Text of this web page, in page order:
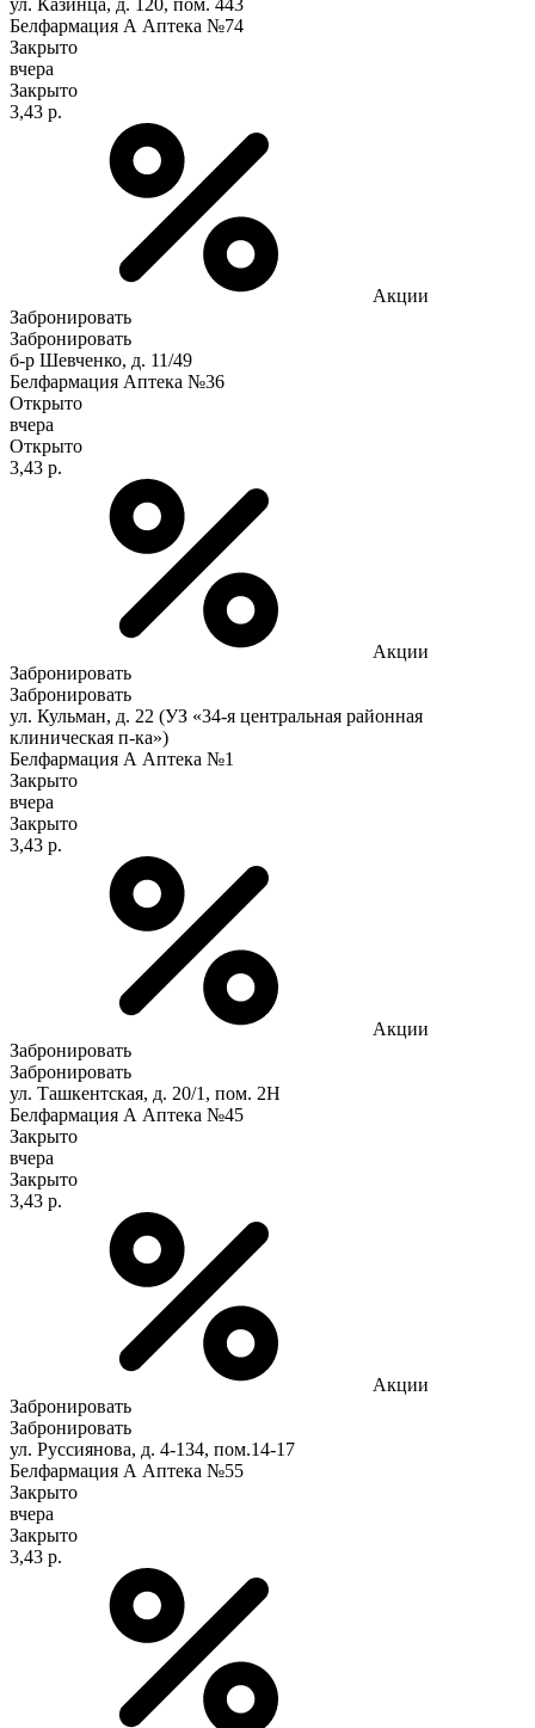
Белфармация А Аптека №74
Закрыто
вчера
Закрыто
3,43 р.
Акции
Забронировать
Забронировать
б-р Шевченко, д. 11/49
Белфармация Аптека №36
Открыто
вчера
Открыто
3,43 р.
Акции
Забронировать
Забронировать
ул. Кульман, д. 22 (УЗ «34-я центральная районная
клиническая п-ка»)
Белфармация А Аптека №1
Закрыто
вчера
Закрыто
3,43 р.
Акции
Забронировать
Забронировать
ул. Ташкентская, д. 20/1, пом. 2Н
Белфармация А Аптека №45
Закрыто
вчера
Закрыто
3,43 р.
Акции
Забронировать
Забронировать
ул. Руссиянова, д. 4-134, пом.14-17
Белфармация А Аптека №55
Закрыто
вчера
Закрыто
3,43 р.